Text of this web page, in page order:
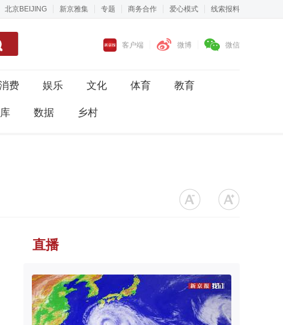
北京BEIJING 新京雅集 专题 商务合作 爱心模式 线索报料
客户端 微博 微信
费 娱乐 文化 体育 教育
数据 乡村
直播